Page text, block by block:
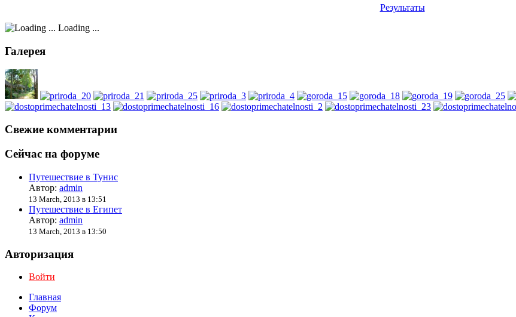
Результаты
Loading ...
Галерея
Свежие комментарии
Сейчас на форуме
Путешествие в Тунис
Автор: admin
13 March, 2013 в 13:51
Путешествие в Египет
Автор: admin
13 March, 2013 в 13:50
Авторизация
Войти
Главная
Форум